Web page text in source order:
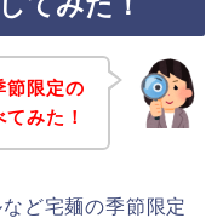
節限定の
みた！
ど宅麺の季節限定